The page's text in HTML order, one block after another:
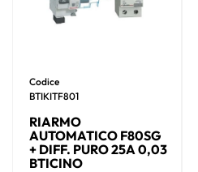
Codice
BTIKITF801
RIARMO
AUTOMATICO F80SG
+ DIFF. PURO 25A 0,03
BTICINO